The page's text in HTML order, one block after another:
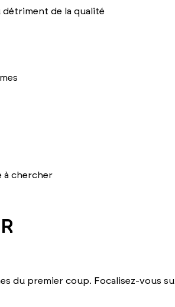
de la qualité
à chercher
du premier coup. Focalisez-vous